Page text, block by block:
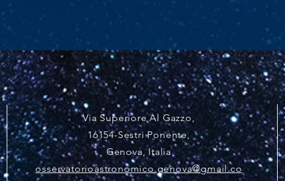
Via Superiore Al Gazzo,
16154-Sestri Ponente,
Genova, Italia
osservatorioastronomico.genova@gmail.co